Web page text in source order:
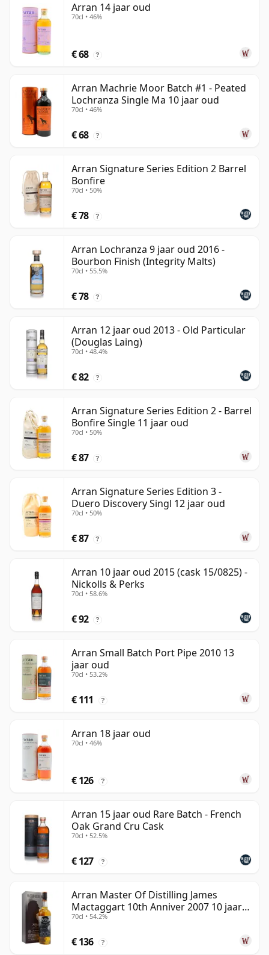
Arran 14 jaar oud
70cl • 46%
€ 68 ?
Arran Machrie Moor Batch #1 - Peated
Lochranza Single Ma 10 jaar oud
70cl • 46%
€ 68 ?
Arran Signature Series Edition 2 Barrel
Bonfire
70cl • 50%
€ 78 ?
Arran Lochranza 9 jaar oud 2016 -
Bourbon Finish (Integrity Malts)
70cl • 55.5%
€ 78 ?
Arran 12 jaar oud 2013 - Old Particular
(Douglas Laing)
70cl • 48.4%
€ 82 ?
Arran Signature Series Edition 2 - Barrel
Bonfire Single 11 jaar oud
70cl • 50%
€ 87 ?
Arran Signature Series Edition 3 -
Duero Discovery Singl 12 jaar oud
70cl • 50%
€ 87 ?
Arran 10 jaar oud 2015 (cask 15/0825) -
Nickolls & Perks
70cl • 58.6%
€ 92 ?
Arran Small Batch Port Pipe 2010 13
jaar oud
70cl • 53.2%
€ 111 ?
Arran 18 jaar oud
70cl • 46%
€ 126 ?
Arran 15 jaar oud Rare Batch - French
Oak Grand Cru Cask
70cl • 52.5%
€ 127 ?
Arran Master Of Distilling James
Mactaggart 10th Anniver 2007 10 jaar
oud
70cl • 54.2%
€ 136 ?